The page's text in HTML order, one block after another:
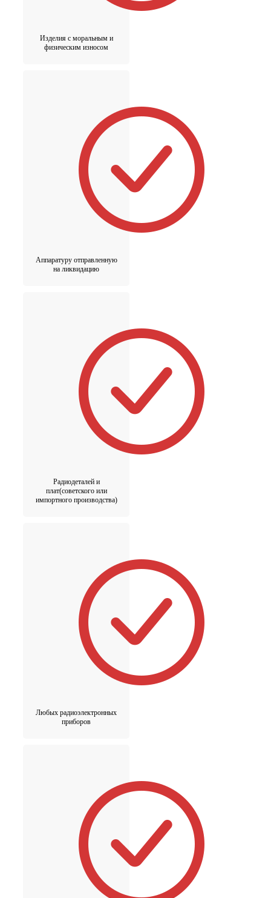
Изделия с моральным и
физическим износом
Аппаратуру отправленную
на ликвидацию
Радиодеталей и
плат(советского или
импортного производства)
Любых радиоэлектронных
приборов